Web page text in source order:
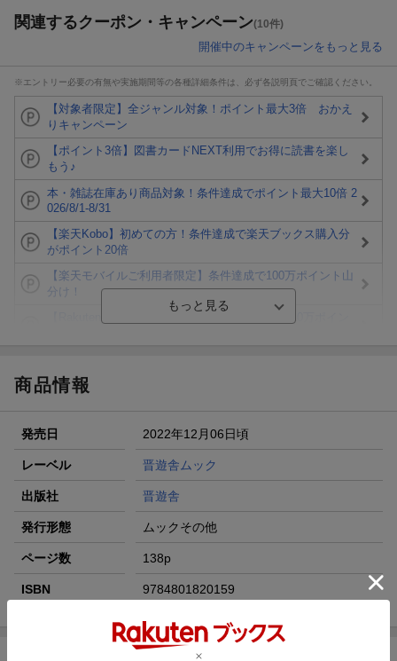
関連するクーポン・キャンペーン(10件)
開催中のキャンペーンをもっと見る
※エントリー必要の有無や実施期間等の各種詳細条件は、必ず各説明頁でご確認ください。
【対象者限定】全ジャンル対象！ポイント最大3倍 おかえ
りキャンペーン
【ポイント3倍】図書カードNEXT利用でお得に読書を楽し
もう♪
本・雑誌在庫あり商品対象！条件達成でポイント最大10倍 2
026/8/1-8/31
【楽天Kobo】初めての方！条件達成で楽天ブックス購入分
がポイント20倍
【楽天モバイルご利用者限定】条件達成で100万ポイント山
分け！
が当たる！
楽天モバイル紹介キャンペーンの拡散で300円OFFクーポン
進呈
条件達成で楽天限定・宝塚歌劇 宙組貸切公演ペアチケット
が当たる
商品情報
発売日 2022年12月06日頃
レーベル 晋遊舎ムック
出版社 晋遊舎
発行形態 ムックその他
ページ数 138p
ISBN 9784801820159